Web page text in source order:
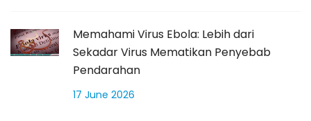
Memahami Virus Ebola: Lebih dari
Sekadar Virus Mematikan Penyebab
Pendarahan
17 June 2026